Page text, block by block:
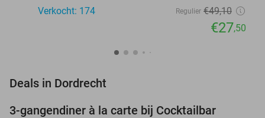
Verkocht: 174
Regulier €49,10
€27,50
Deals in Dordrecht
3-gangendiner à la carte bij Cocktailbar